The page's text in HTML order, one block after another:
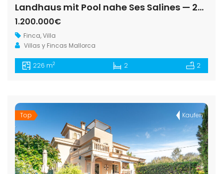
Landhaus mit Pool nahe Ses Salines — 226 m², Solar, Privatbrunnen, Garage +40 m²
1.200.000€
Finca,Villa
Villas y Fincas Mallorca
226 m2 2 2
Top Kaufen